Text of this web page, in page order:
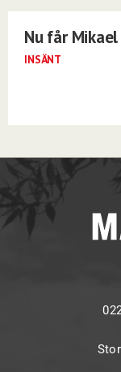
Nu får
INSÄNT